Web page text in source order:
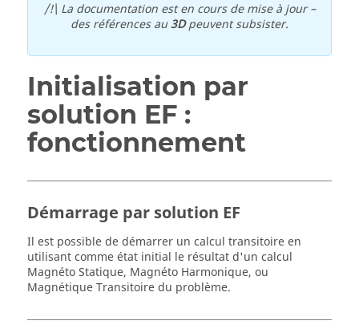
/!\ La documentation est en cours de mise à jour –
des références au3Dpeuvent subsister.
Initialisation par
solution EF :
fonctionnement
Démarrage par solution EF
Il est possible de démarrer un calcul transitoire en
utilisant comme état initial le résultat d'un calcul
Magnéto Statique, Magnéto Harmonique, ou
Magnétique Transitoire du problème.